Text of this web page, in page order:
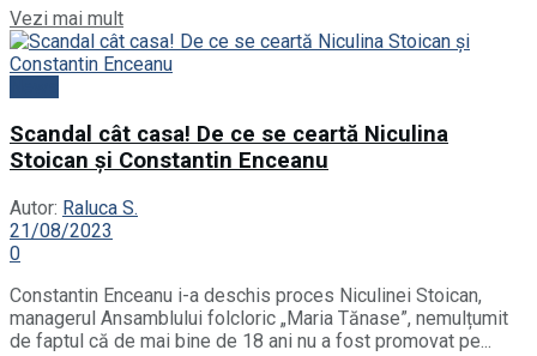
Vezi mai mult
Scandal cât casa! De ce se ceartă Niculina
Stoican și Constantin Enceanu
Autor: Raluca S.
21/08/2023
0
Constantin Enceanu i-a deschis proces Niculinei Stoican,
managerul Ansamblului folcloric „Maria Tănase”, nemulțumit
de faptul că de mai bine de 18 ani nu a fost promovat pe...